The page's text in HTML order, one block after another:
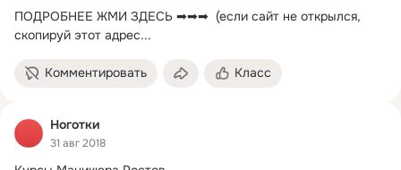
ПОДРОБНЕЕ ЖМИ ЗДЕСЬ ➡➡➡  (если сайт не открылся,
скопируй этот адрес...
Комментировать Класс
Ноготки
31 авг 2018